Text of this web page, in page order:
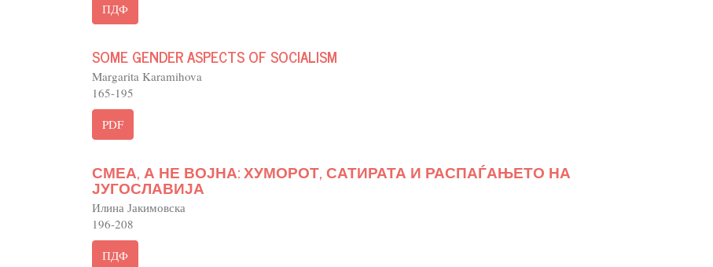
ПДФ
SOME GENDER ASPECTS OF SOCIALISM
Margarita Karamihova
165-195
PDF
СМЕА, А НЕ ВОЈНА: ХУМОРОТ, САТИРАТА И РАСПАЃАЊЕТО НА
ЈУГОСЛАВИЈА
Илина Јакимовска
196-208
ПДФ